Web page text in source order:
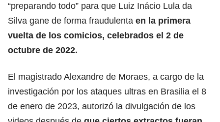
“preparando todo” para que Luiz Inácio Lula da
Silva gane de forma fraudulenta en la primera
vuelta de los comicios, celebrados el 2 de
octubre de 2022.
El magistrado Alexandre de Moraes, a cargo de la
investigación por los ataques ultras en Brasilia el 8
de enero de 2023, autorizó la divulgación de los